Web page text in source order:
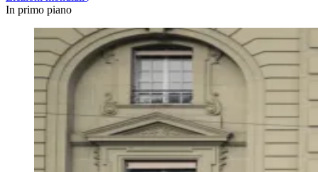
In primo piano